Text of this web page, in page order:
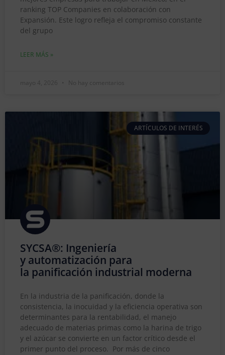
ranking TOP Companies en colaboración con
Expansión. Este logro refleja el compromiso constante
del grupo
LEER MÁS »
mayo 4, 2026 No hay comentarios
ARTÍCULOS DE INTERÉS
SYCSA®: Ingeniería
y automatización para
la panificación industrial moderna
En la industria de la panificación, donde la
consistencia, la inocuidad y la eficiencia operativa son
determinantes para la rentabilidad, el manejo
adecuado de materias primas como la harina de trigo
y el azúcar se convierte en un factor crítico desde el
primer punto del proceso. Por más de cinco